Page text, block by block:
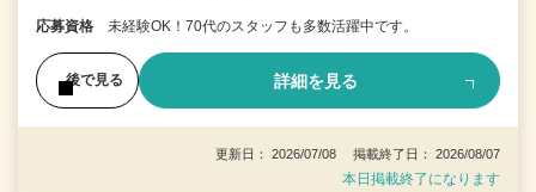
応募資格 未経験OK！70代のスタッフも多数活躍中です。
後で見る 詳細を見る
更新日： 2026/07/08 掲載終了日： 2026/08/07
本日掲載終了になります